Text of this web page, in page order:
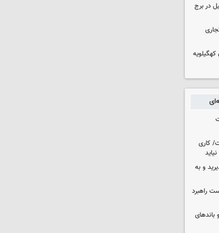
گازوئیل در برج
کاری
و به
راهبرد
عامل موساد و ۴ عضو باندهای